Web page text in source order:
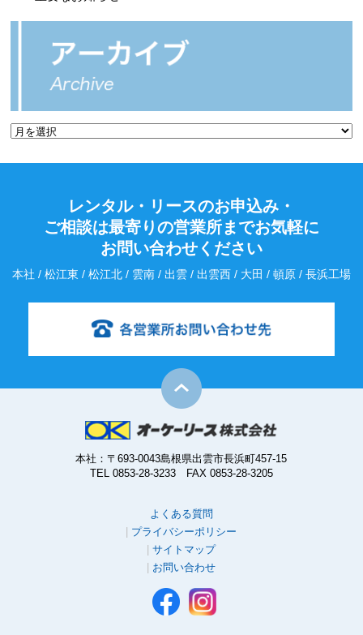
レンタル・リースのお申込み・
ご相談は最寄りの営業所までお気軽に
お問い合わせください
本社 / 松江東 / 松江北 / 雲南 / 出雲 / 出雲西 / 大田 / 頓原 / 長浜工場
本社：〒693-0043島根県出雲市長浜町457-15
TEL 0853-28-3233 FAX 0853-28-3205
よくある質問
プライバシーポリシー
サイトマップ
お問い合わせ